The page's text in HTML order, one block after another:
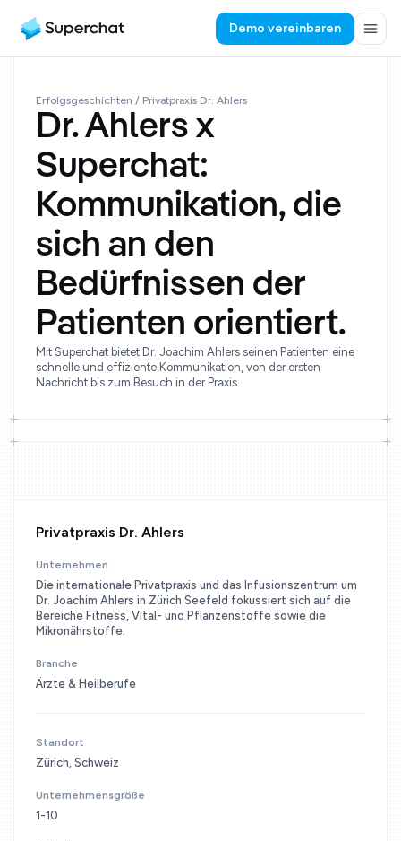
Demo vereinbaren
Erfolgsgeschichten / Privatpraxis Dr. Ahlers
Dr. Ahlers x
Superchat:
Kommunikation, die
sich an den
Bedürfnissen der
Patienten orientiert.
Mit Superchat bietet Dr. Joachim Ahlers seinen Patienten eine
schnelle und effiziente Kommunikation, von der ersten
Nachricht bis zum Besuch in der Praxis.
Privatpraxis Dr. Ahlers
Unternehmen
Die internationale Privatpraxis und das Infusionszentrum um
Dr. Joachim Ahlers in Zürich Seefeld fokussiert sich auf die
Bereiche Fitness, Vital- und Pflanzenstoffe sowie die
Mikronährstoffe.
Branche
Ärzte & Heilberufe
Standort
Zürich, Schweiz
Unternehmensgröße
1-10